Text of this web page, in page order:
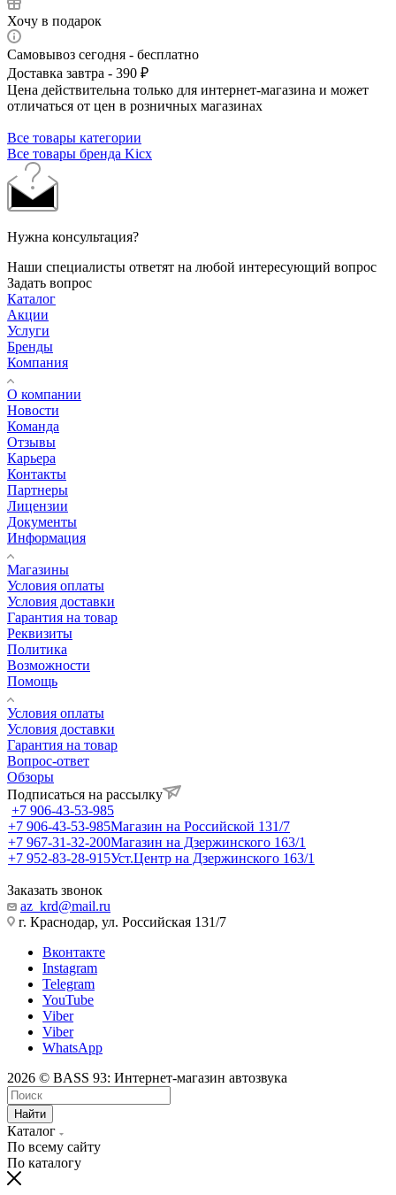
Хочу в подарок
Самовывоз сегодня - бесплатно
Доставка завтра - 390 ₽
Цена действительна только для интернет-магазина и может
отличаться от цен в розничных магазинах
Все товары категории
Все товары бренда Kicx
Нужна консультация?
Наши специалисты ответят на любой интересующий вопрос
Задать вопрос
Каталог
Акции
Услуги
Бренды
Компания
О компании
Новости
Команда
Отзывы
Карьера
Контакты
Партнеры
Лицензии
Документы
Информация
Магазины
Условия оплаты
Условия доставки
Гарантия на товар
Реквизиты
Политика
Возможности
Помощь
Условия оплаты
Условия доставки
Гарантия на товар
Вопрос-ответ
Обзоры
Подписаться на рассылку
+7 906-43-53-985
+7 906-43-53-985Магазин на Российской 131/7
+7 967-31-32-200Магазин на Дзержинского 163/1
+7 952-83-28-915Уст.Центр на Дзержинского 163/1
Заказать звонок
az_krd@mail.ru
г. Краснодар, ул. Российская 131/7
Вконтакте
Instagram
Telegram
YouTube
Viber
Viber
WhatsApp
2026 © BASS 93: Интернет-магазин автозвука
Найти
Каталог
По всему сайту
По каталогу